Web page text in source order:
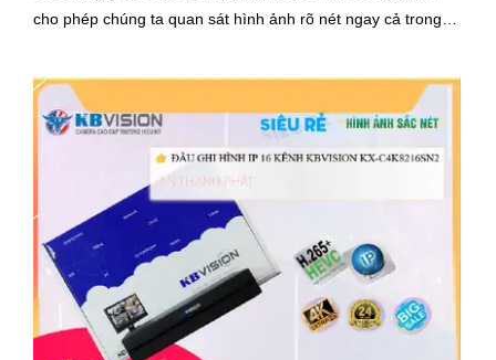
cho phép chúng ta quan sát hình ảnh rõ nét ngay cả trong